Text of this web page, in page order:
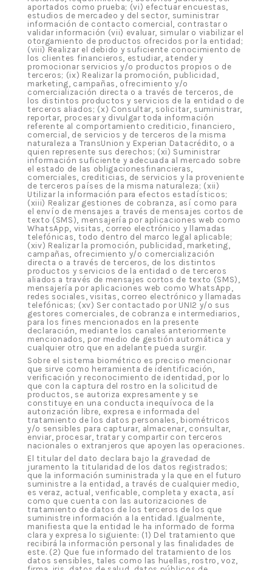
aportados como prueba; (vi) efectuar encuestas,
estudios de mercadeo y del sector, suministrar
información de contacto comercial, contrastar o
validar información (vii) evaluar, simular o viabilizar el
otorgamiento de productos ofrecidos por la entidad;
(viii) Realizar el debido y suficiente conocimiento de
los clientes financieros, estudiar, atender y
promocionar servicios y/o productos propios o de
terceros; (ix) Realizar la promoción, publicidad,
marketing, campañas, ofrecimiento y/o
comercialización directa o a través de terceros, de
los distintos productos y servicios de la entidad o de
terceros aliados; (x) Consultar, solicitar, suministrar,
reportar, procesar y divulgar toda información
referente al comportamiento crediticio, financiero,
comercial, de servicios y de terceros de la misma
naturaleza a TransUnion y Experian Datacrédito, o a
quien represente sus derechos; (xi) Suministrar
información suficiente y adecuada al mercado sobre
el estado de las obligacionesfinancieras,
comerciales, crediticias, de servicios y la proveniente
de terceros países de la misma naturaleza; (xii)
Utilizar la información para efectos estadísticos;
(xiii) Realizar gestiones de cobranza, así como para
el envío de mensajes a través de mensajes cortos de
texto (SMS), mensajería por aplicaciones web como
WhatsApp, visitas, correo electrónico y llamadas
telefónicas, todo dentro del marco legal aplicable;
(xiv) Realizar la promoción, publicidad, marketing,
campañas, ofrecimiento y/o comercialización
directa o a través de terceros, de los distintos
productos y servicios de la entidad o de terceros
aliados a través de mensajes cortos de texto (SMS),
mensajería por aplicaciones web como WhatsApp,
redes sociales, visitas, correo electrónico y llamadas
telefónicas; (xv) Ser contactado por UNI2 y/o sus
gestores comerciales, de cobranza e intermediarios,
para los fines mencionados en la presente
declaración, mediante los canales anteriormente
mencionados, por medio de gestión automática y
cualquier otro que en adelante pueda surgir.
Sobre el sistema biométrico es preciso mencionar
que sirve como herramienta de identificación,
verificación y reconocimiento de identidad, por lo
que con la captura del rostro en la solicitud de
productos, se autoriza expresamente y se
constituye en una conducta inequívoca de la
autorización libre, expresa e informada del
tratamiento de los datos personales, biométricos
y/o sensibles para capturar, almacenar, consultar,
enviar, procesar, tratar y compartir con terceros
nacionales o extranjeros que apoyen las operaciones.
El titular del dato declara bajo la gravedad de
juramento la titularidad de los datos registrados;
que la información suministrada y la que en el futuro
suministre a la entidad, a través de cualquier medio,
es veraz, actual, verificable, completa y exacta, así
como que cuenta con las autorizaciones de
tratamiento de datos de los terceros de los que
suministre información a la entidad. Igualmente,
manifiesta que la entidad le ha informado de forma
clara y expresa lo siguiente: (1) Del tratamiento que
recibirá la información personal y las finalidades de
este. (2) Que fue informado del tratamiento de los
datos sensibles, tales como las huellas, rostro, voz,